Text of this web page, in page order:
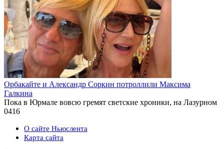
Орбакайте и Александр Соркин потроллили Максима
Галкина
Пока в Юрмале вовсю гремят светские хроники, на Лазурном
0416
О сайте Ньюслента
Карта сайта